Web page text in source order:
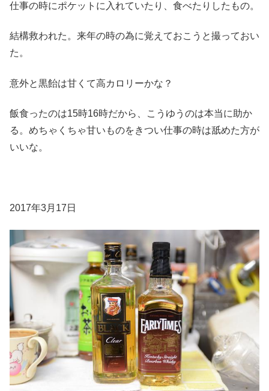
仕事の時にポケットに入れていたり、食べたりしたもの。
結構救われた。来年の時の為に覚えておこうと撮っておい
た。
意外と黒飴は甘くて高カロリーかな？
飯食ったのは15時16時だから、こうゆうのは本当に助か
る。めちゃくちゃ甘いものをきつい仕事の時は舐めた方が
いいな。
2017年3月17日